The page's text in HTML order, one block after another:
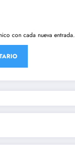
con cada nueva entrada.